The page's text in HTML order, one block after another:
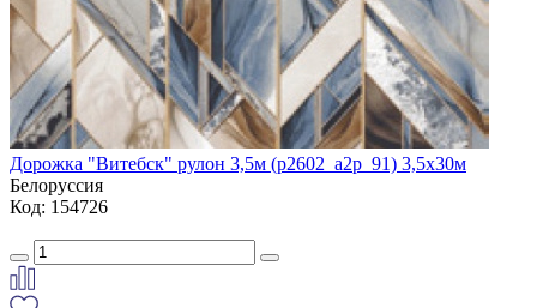
Дорожка "Витебск" рулон 3,5м (p2602_a2p_91) 3,5х30м
Белоруссия
Код: 154726